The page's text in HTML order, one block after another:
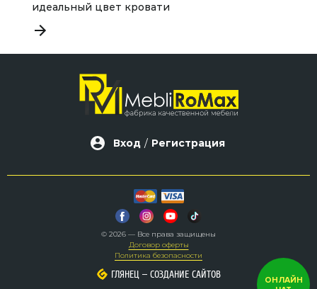
идеальный цвет кровати
Вход / Регистрация
© 2026 — Все права защищены
Договор оферты
Политика безопасности
ГЛЯНЕЦ– СОЗДАНИЕ САЙТОВ
ГЛЯНЕЦ– СОЗДАНИЕ САЙТОВ
ОНЛАЙН